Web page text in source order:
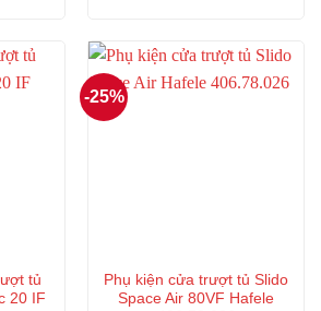
587.000₫.
tủ
20 IF
-25%
Phụ kiện cửa trượt tủ Slido
Space Air 80VF Hafele